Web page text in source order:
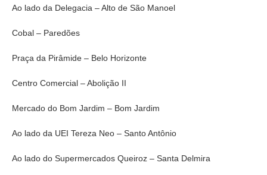
Ao lado da Delegacia – Alto de São Manoel
Cobal – Paredões
Praça da Pirâmide – Belo Horizonte
Centro Comercial – Abolição II
Mercado do Bom Jardim – Bom Jardim
Ao lado da UEI Tereza Neo – Santo Antônio
Ao lado do Supermercados Queiroz – Santa Delmira